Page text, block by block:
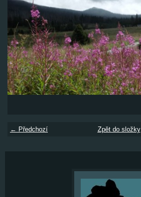
← Předchozí Zpět do složky